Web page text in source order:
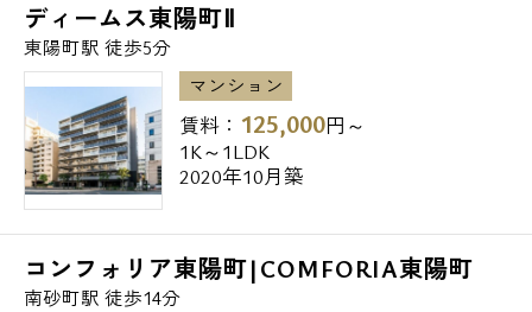
ヤマダ電機テックランド江東南砂店 563m
ニトリ南砂店 597m
・レンタルビデオ
TSUTAYA東陽町店 41m
ゲオ文教堂東陽町駅前店 415m
TSUTAYA南砂店 559m
ディームス東陽町Ⅱ
東陽町駅 徒歩5分
マンション
賃料： 125,000円～
1K～1LDK
2020年10月築
コンフォリア東陽町|COMFORIA東陽町
南砂町駅 徒歩14分